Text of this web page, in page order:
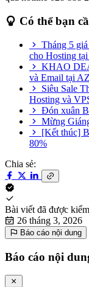
Có thể bạn
Tháng 5
cho Hosting
KHAO
và Email tại
Siêu Sale
Hosting và
Đón xuân
Mừng
[Kết thúc]
80%
Chia sẻ:
Bài viết đã được
26 tháng 3, 2026
Báo cáo nội dung
Báo cáo nội